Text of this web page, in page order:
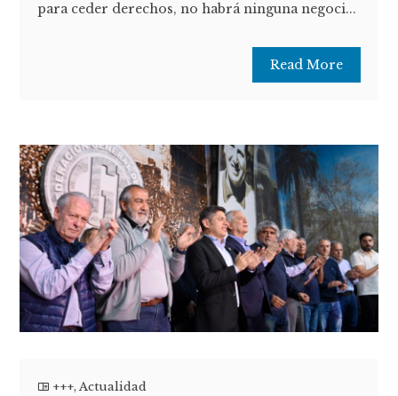
para ceder derechos, no habrá ninguna negoci...
Read More
+++,Actualidad